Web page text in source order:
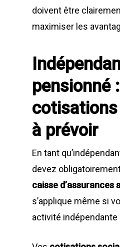
doivent être
maximiser les
pensionné
à prévoir
En tant
devez
caisse d’assurances
s’applique même si
activité indépendante